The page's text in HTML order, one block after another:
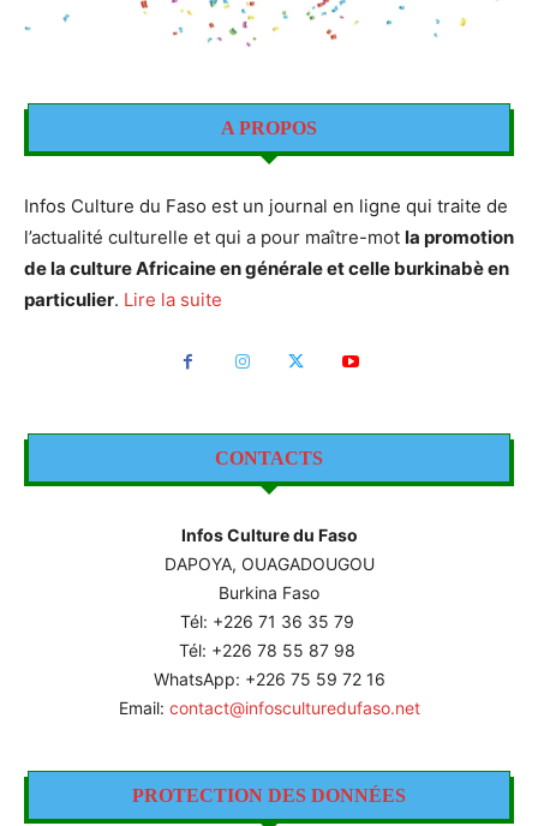
A PROPOS
Infos Culture du Faso est un journal en ligne qui traite de
l’actualité culturelle et qui a pour maître-mot la promotion
de la culture Africaine en générale et celle burkinabè en
particulier. Lire la suite
CONTACTS
Infos Culture du Faso
DAPOYA, OUAGADOUGOU
Burkina Faso
Tél: +226 71 36 35 79
Tél: +226 78 55 87 98
WhatsApp: +226 75 59 72 16
Email: contact@infosculturedufaso.net
PROTECTION DES DONNÉES